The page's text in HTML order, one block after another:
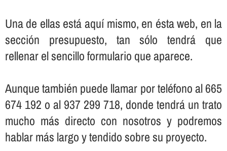
Una de ellas está aquí­ mismo, en ésta web, en la
sección presupuesto, tan sólo tendrá que
rellenar el sencillo formulario que aparece.
Aunque también puede llamar por teléfono al 665
674 192 o al 937 299 718, donde tendrá un trato
mucho más directo con nosotros y podremos
hablar más largo y tendido sobre su proyecto.